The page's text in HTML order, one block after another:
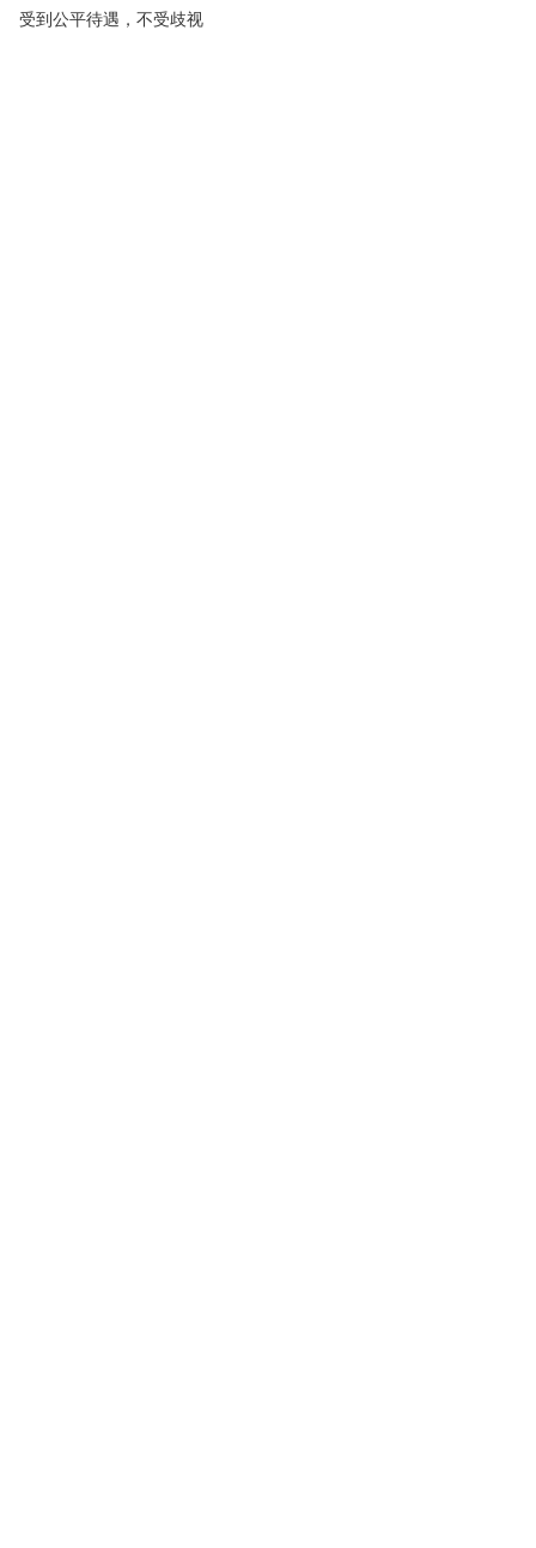
受到公平待遇，不受歧视